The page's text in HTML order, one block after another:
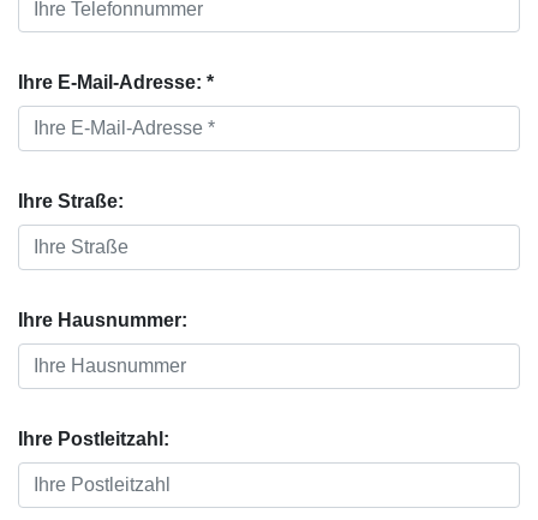
Ihre E-Mail-Adresse: *
Ihre Straße:
Ihre Hausnummer:
Ihre Postleitzahl: